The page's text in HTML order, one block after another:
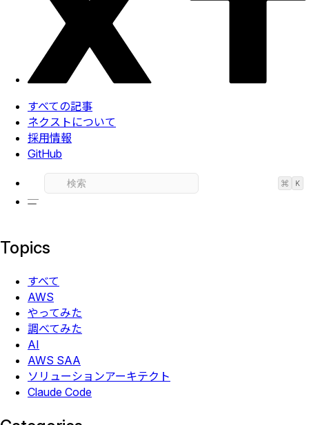
すべての記事
ネクストについて
採用情報
GitHub
⌘ K
Topics
すべて
AWS
やってみた
調べてみた
AI
AWS SAA
ソリューションアーキテクト
Claude Code